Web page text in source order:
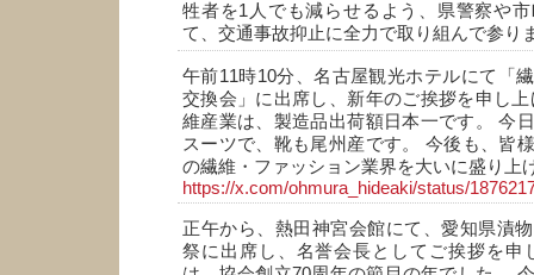
牲者を1人でも減らせるよう、県警察や
て、交通事故抑止に全力で取り組んで参り
午前11時10分、名古屋観光ホテルにて「
交換会」に出席し、新年のご挨拶を申し
維産業は、製造品出荷額日本一です。 今
スーツで、靴も尾州産です。 今後も、皆
の繊維・ファッション業界を大いに盛り上
https://x.com/ohmura_hideaki/status/
正午から、熱田神宮会館にて、愛知県漬
祭に出席し、名誉会長としてご挨拶を申